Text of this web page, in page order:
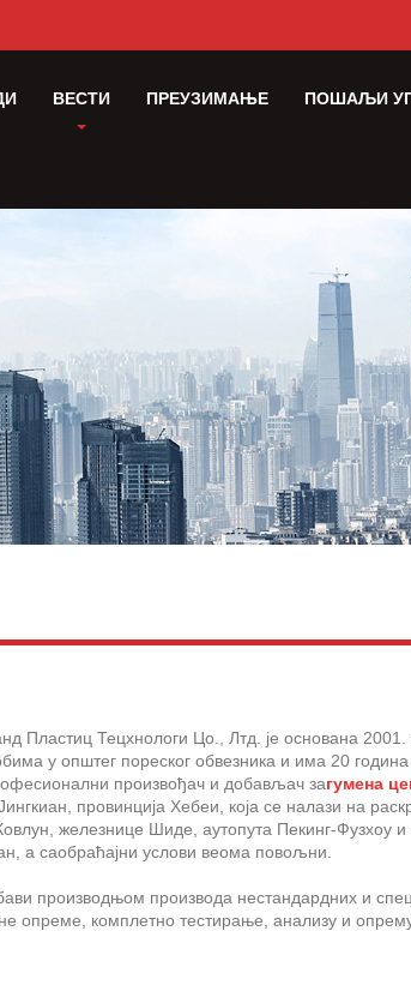
ВЕСТИ ПРЕУЗИМАЊЕ ПОШАЉИ
Пластиц Тецхнологи Цо., Лтд. је основана 2001.
у општег пореског обвезника и има 20
произвођач и добављач загумена
провинција Хебеи, која се налази на
железнице Шиде, аутопута Пекинг-Фузхоу и
а саобраћајни услови веома повољни.
производњом производа нестандардних и
опреме, комплетно тестирање, анализу и